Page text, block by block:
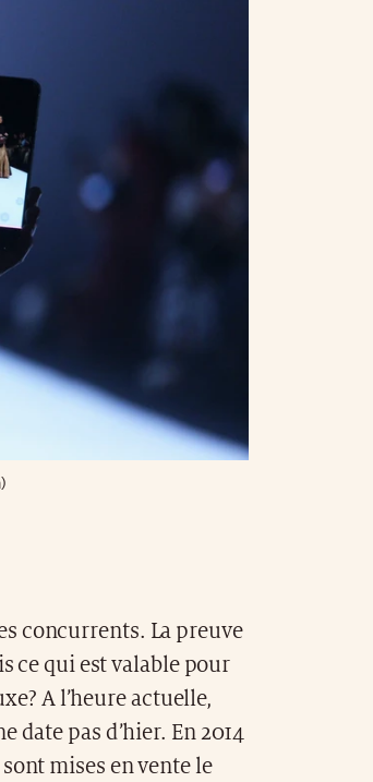
concurrents. La preuve
ce qui est valable pour
A l’heure actuelle,
date pas d’hier. En 2014
mises en vente le